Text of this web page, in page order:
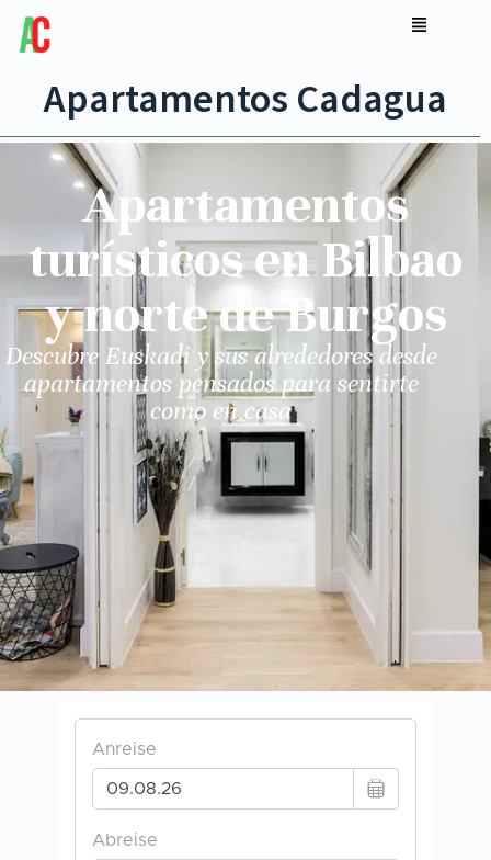
Apartamentos Cadagua
Apartamentos
turísticos en Bilbao
y norte de Burgos
Descubre Euskadi y sus alrededores desde
apartamentos pensados para sentirte
como en casa